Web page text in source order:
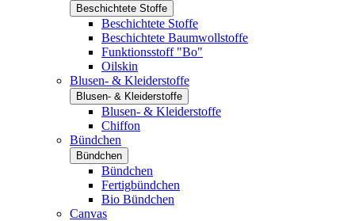
Beschichtete Stoffe
Beschichtete Stoffe
Beschichtete Baumwollstoffe
Funktionsstoff "Bo"
Oilskin
Blusen- & Kleiderstoffe
Blusen- & Kleiderstoffe
Blusen- & Kleiderstoffe
Chiffon
Bündchen
Bündchen
Bündchen
Fertigbündchen
Bio Bündchen
Canvas